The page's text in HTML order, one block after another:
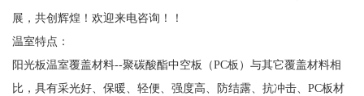
展，共创辉煌！欢迎来电咨询！！
温室特点：
阳光板温室覆盖材料--聚碳酸酯中空板（PC板）与其它覆盖材料相
比，具有采光好、保暖、轻便、强度高、防结露、抗冲击、PC板材